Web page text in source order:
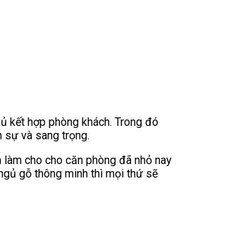
kết hợp phòng khách. Trong đó
sự và sang trọng.
cho cho căn phòng đã nhỏ nay
gỗ thông minh thì mọi thứ sẽ